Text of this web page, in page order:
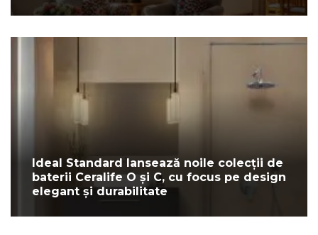
Ideal Standard lansează noile colecții de
baterii Ceralife O și C, cu focus pe design
elegant și durabilitate